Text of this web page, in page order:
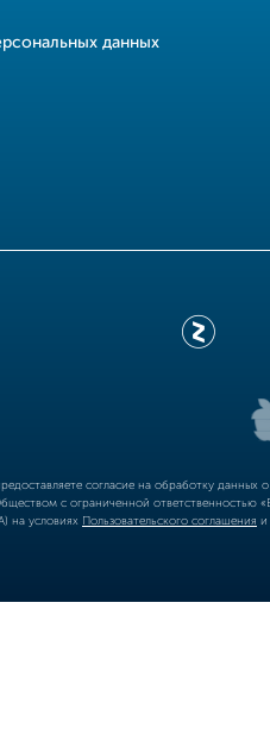
данных
согласие на обработку
с ограниченной
на условиях Пользовательского соглашения и